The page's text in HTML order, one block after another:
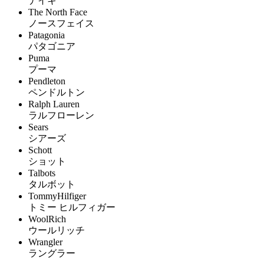
The North Face
ノースフェイス
Patagonia
パタゴニア
Puma
プーマ
Pendleton
ペンドルトン
Ralph Lauren
ラルフローレン
Sears
シアーズ
Schott
ショット
Talbots
タルボット
TommyHilfiger
トミー ヒルフィガー
WoolRich
ウールリッチ
Wrangler
ラングラー